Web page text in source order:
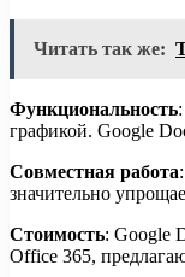
Читать так же:
Функциональность
графикой. Google
Совместная работа
значительно
Стоимость: Google
Office 365,